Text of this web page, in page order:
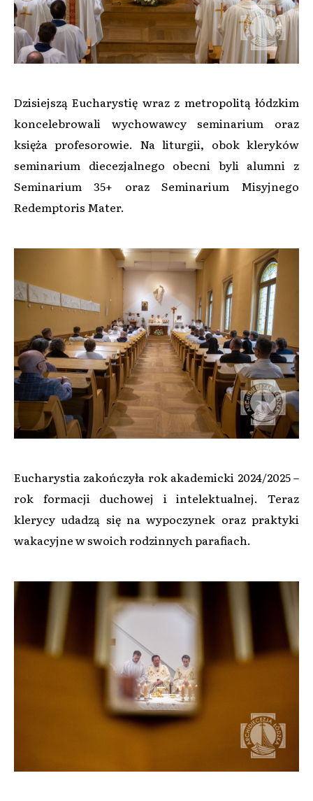
Dzisiejszą Eucharystię wraz z metropolitą łódzkim
koncelebrowali wychowawcy seminarium oraz
księża profesorowie. Na liturgii, obok kleryków
seminarium diecezjalnego obecni byli alumni z
Seminarium 35+ oraz Seminarium Misyjnego
Redemptoris Mater.
Eucharystia zakończyła rok akademicki 2024/2025 –
rok formacji duchowej i intelektualnej. Teraz
klerycy udadzą się na wypoczynek oraz praktyki
wakacyjne w swoich rodzinnych parafiach.